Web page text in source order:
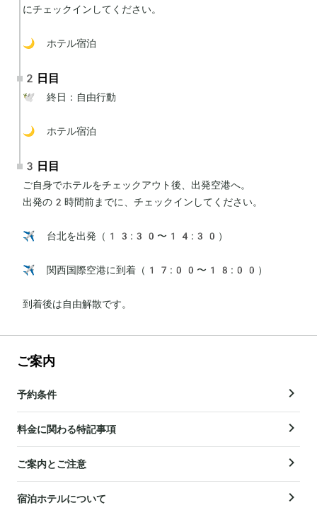
にチェックインしてください。
🌙 ホテル宿泊
2日目
🕊 終日：自由行動
🌙 ホテル宿泊
3日目
ご自身でホテルをチェックアウト後、出発空港へ。
出発の2時間前までに、チェックインしてください。
✈️ 台北を出発（13:30〜14:30）
✈️ 関西国際空港に到着（17:00〜18:00）
到着後は自由解散です。
ご案内
予約条件
料金に関わる特記事項
ご案内とご注意
宿泊ホテルについて